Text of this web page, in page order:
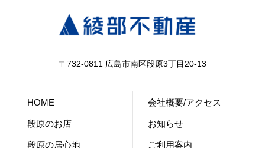
〒732-0811 広島市南区段原3丁目20-13
HOME
段原のお店
段原の居心地
会社概要/アクセス
お知らせ
ご利用案内